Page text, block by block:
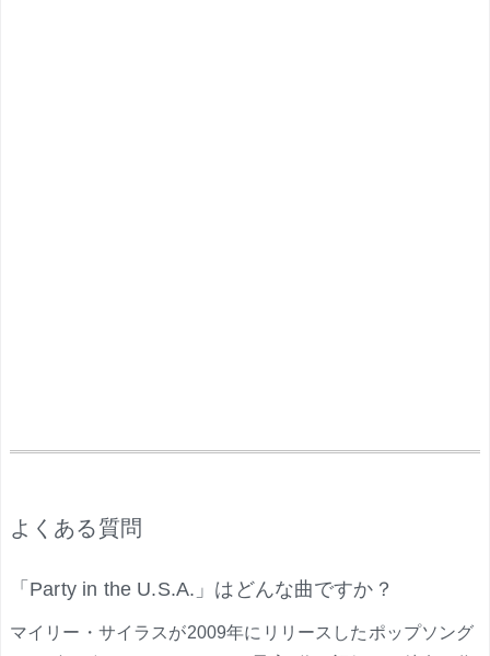
よくある質問
「Party in the U.S.A.」はどんな曲ですか？
マイリー・サイラスが2009年にリリースしたポップソング